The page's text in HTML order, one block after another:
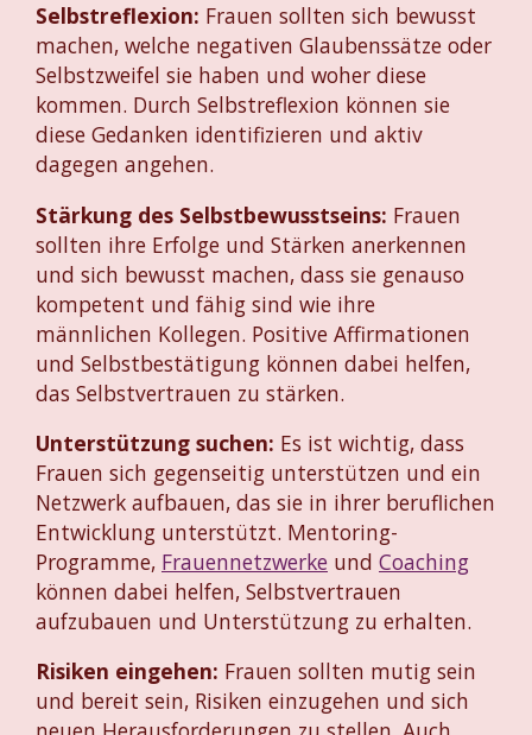
Selbstreflexion: Frauen sollten sich bewusst
machen, welche negativen Glaubenssätze oder
Selbstzweifel sie haben und woher diese
kommen. Durch Selbstreflexion können sie
diese Gedanken identifizieren und aktiv
dagegen angehen.
Stärkung des Selbstbewusstseins: Frauen
sollten ihre Erfolge und Stärken anerkennen
und sich bewusst machen, dass sie genauso
kompetent und fähig sind wie ihre
männlichen Kollegen. Positive Affirmationen
und Selbstbestätigung können dabei helfen,
das Selbstvertrauen zu stärken.
Unterstützung suchen: Es ist wichtig, dass
Frauen sich gegenseitig unterstützen und ein
Netzwerk aufbauen, das sie in ihrer beruflichen
Entwicklung unterstützt. Mentoring-
Programme, Frauennetzwerke und Coaching
können dabei helfen, Selbstvertrauen
aufzubauen und Unterstützung zu erhalten.
Risiken eingehen: Frauen sollten mutig sein
und bereit sein, Risiken einzugehen und sich